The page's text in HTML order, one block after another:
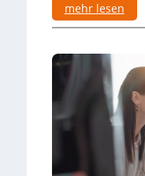
mehr lesen
:
e
u